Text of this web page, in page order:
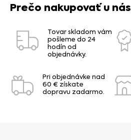
Prečo nakupovať u nás
Tovar skladom vám
pošleme do 24
hodín od
objednávky.
Pri objednávke nad
60 € získate
dopravu zadarmo.